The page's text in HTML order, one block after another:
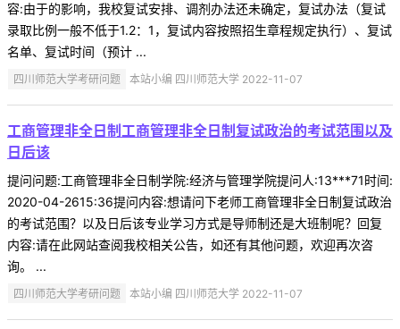
容:由于的影响，我校复试安排、调剂办法还未确定，复试办法（复试
录取比例一般不低于1.2：1，复试内容按照招生章程规定执行）、复试
名单、复试时间（预计 ...
四川师范大学考研问题 本站小编 四川师范大学 2022-11-07
工商管理非全日制工商管理非全日制复试政治的考试范围以及
日后该
提问问题:工商管理非全日制学院:经济与管理学院提问人:13***71时间:
2020-04-2615:36提问内容:想请问下老师工商管理非全日制复试政治
的考试范围？以及日后该专业学习方式是导师制还是大班制呢？回复
内容:请在此网站查阅我校相关公告，如还有其他问题，欢迎再次咨
询。 ...
四川师范大学考研问题 本站小编 四川师范大学 2022-11-07